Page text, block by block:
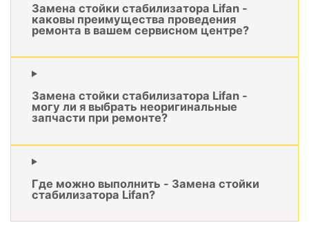
Замена стойки стабилизатора Lifan -
каковы преимущества проведения
ремонта в вашем сервисном центре?
Замена стойки стабилизатора Lifan -
могу ли я выбрать неоригинальные
запчасти при ремонте?
Где можно выполнить - Замена стойки
стабилизатора Lifan?